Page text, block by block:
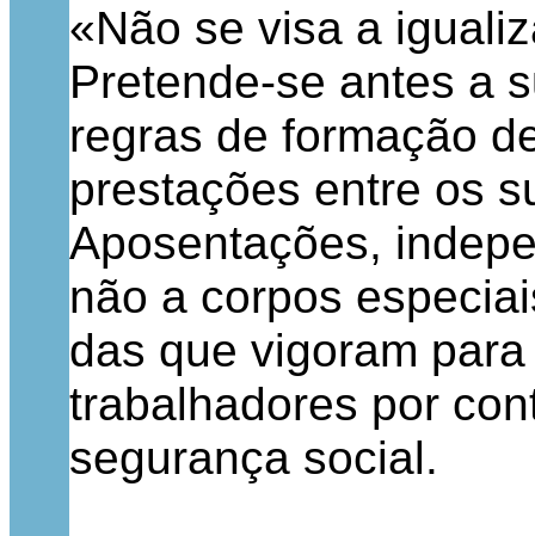
«Não se visa a
Pretende-se antes a
regras de formação
prestações entre os
Aposentações,
não a corpos
das que vigoram
trabalhadores por
segurança social.